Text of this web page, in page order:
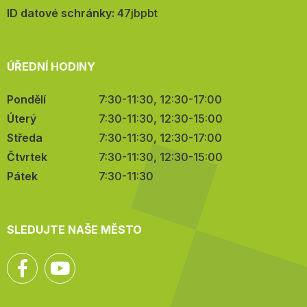
mail:
ID datové schránky: 47jbpbt
ÚŘEDNÍ HODINY
Pondělí
7:30-11:30, 12:30-17:00
Úterý
7:30-11:30, 12:30-15:00
Středa
7:30-11:30, 12:30-17:00
Čtvrtek
7:30-11:30, 12:30-15:00
Pátek
7:30-11:30
SLEDUJTE NAŠE MĚSTO
Facebook